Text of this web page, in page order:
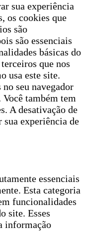
sua experiência
os cookies que
são
são essenciais
básicas do
que nos
usa este site.
no seu navegador
também tem
A desativação de
sua experiência de
essenciais
Esta categoria
funcionalidades
site. Esses
informação